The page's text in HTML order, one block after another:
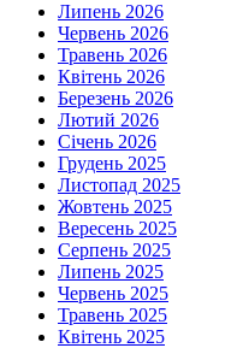
Липень 2026
Червень 2026
Травень 2026
Квітень 2026
Березень 2026
Лютий 2026
Січень 2026
Грудень 2025
Листопад 2025
Жовтень 2025
Вересень 2025
Серпень 2025
Липень 2025
Червень 2025
Травень 2025
Квітень 2025